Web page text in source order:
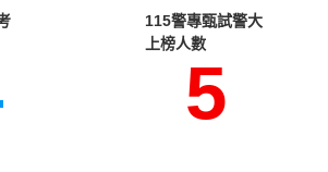
115警專甄試警大 ​
上榜人數
5